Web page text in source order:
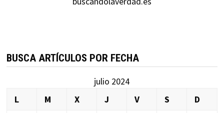
BUSCA ARTÍCULOS POR FECHA
julio 2024
L
M X J V S
D